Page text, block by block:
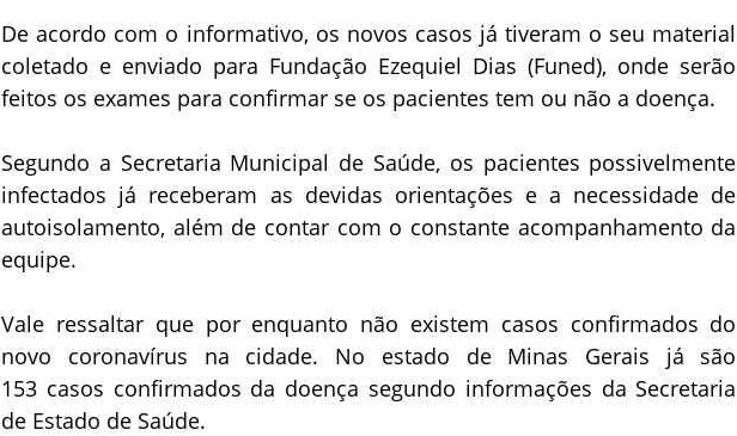
De acordo com o informativo, os novos casos já tiveram o seu material
coletado e enviado para Fundação Ezequiel Dias (Funed), onde serão
feitos os exames para confirmar se os pacientes tem ou não a doença.
Segundo a Secretaria Municipal de Saúde, os pacientes possivelmente
infectados já receberam as devidas orientações e a necessidade de
autoisolamento, além de contar com o constante acompanhamento da
equipe.
Vale ressaltar que por enquanto não existem casos confirmados do
novo coronavírus na cidade. No estado de Minas Gerais já são
153 casos confirmados da doença segundo informações da Secretaria
de Estado de Saúde.